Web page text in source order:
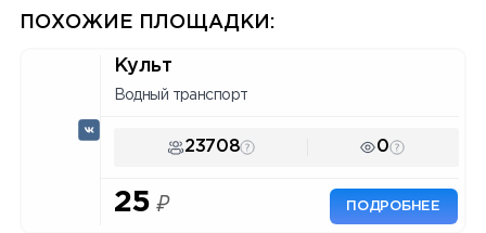
ПОХОЖИЕ ПЛОЩАДКИ:
Культ
Водный транспорт
23708 0
25 ₽ ПОДРОБНЕЕ